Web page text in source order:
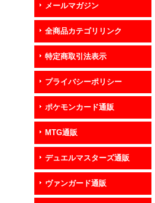
メールマガジン
全商品カテゴリリンク
特定商取引法表示
プライバシーポリシー
ポケモンカード通販
MTG通販
デュエルマスターズ通販
ヴァンガード通販